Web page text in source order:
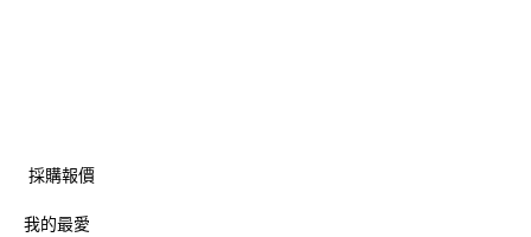
採購報價
我的最愛